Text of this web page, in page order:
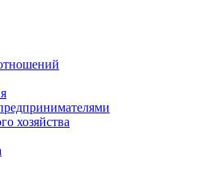
хозяйства